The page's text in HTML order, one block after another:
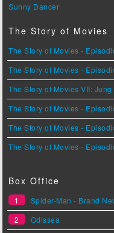
Sunny Dancer
The Story of Movies
The Story of Movies -
The Story of Movies -
The Story of Movies VII:
The Story of Movies -
The Story of Movies -
The Story of Movies -
Box Office
1
Spider-Man - Brand
2
Odissea